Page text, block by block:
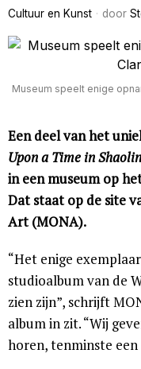
Cultuur en Kunst door
Museum speelt enige
Een deel van het
Upon a Time in Shaolin
in een museum op
Dat staat op de site
Art (MONA).
“Het enige
studioalbum van de
zien zijn”, schrijft
album in zit. “Wij
horen, tenminste een